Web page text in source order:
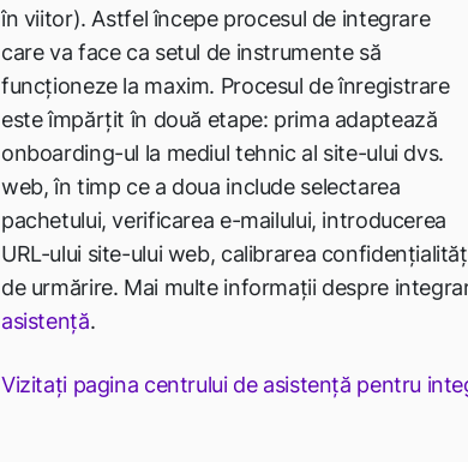
în viitor). Astfel începe procesul de integrare
care va face ca setul de instrumente să
funcționeze la maxim. Procesul de înregistrare
este împărțit în două etape: prima adaptează
onboarding-ul la mediul tehnic al site-ului dvs.
web, în timp ce a doua include selectarea
pachetului, verificarea e-mailului, introducerea
URL-ului site-ului web, calibrarea
de urmărire. Mai multe informații despre
asistență.
Vizitați pagina centrului de asistență pentru